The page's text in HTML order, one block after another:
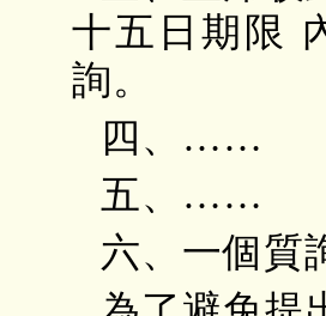
十五日期限
詢。
四、……
五、……
六、一個質